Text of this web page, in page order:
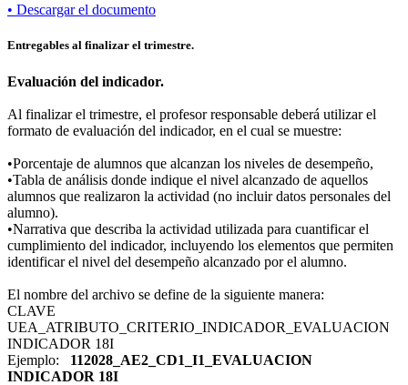
• Descargar el documento
Entregables al finalizar el trimestre.
Evaluación del indicador.
Al finalizar el trimestre, el profesor responsable deberá utilizar el
formato de evaluación del indicador, en el cual se muestre:
•Porcentaje de alumnos que alcanzan los niveles de desempeño,
•Tabla de análisis donde indique el nivel alcanzado de aquellos
alumnos que realizaron la actividad (no incluir datos personales del
alumno).
•Narrativa que describa la actividad utilizada para cuantificar el
cumplimiento del indicador, incluyendo los elementos que permiten
identificar el nivel del desempeño alcanzado por el alumno.
El nombre del archivo se define de la siguiente manera:
CLAVE
UEA_ATRIBUTO_CRITERIO_INDICADOR_EVALUACION
INDICADOR 18I
Ejemplo: 112028_AE2_CD1_I1_EVALUACION
INDICADOR 18I